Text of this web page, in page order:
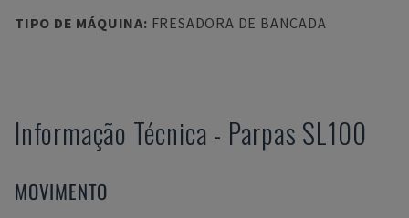
TIPO DE MÁQUINA: FRESADORA DE BANCADA
Informação Técnica - Parpas SL100
MOVIMENTO